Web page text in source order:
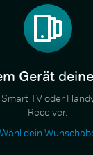
Gerät
TV oder
Receiver.
Wähl dein